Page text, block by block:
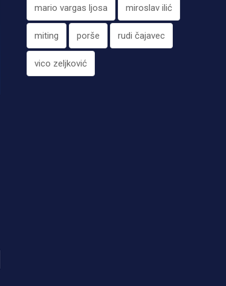
mario vargas ljosa miroslav ilić
miting porše rudi čajavec
vico zeljković